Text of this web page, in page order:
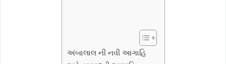
અંબાલાલ ની નવી આગાહિ